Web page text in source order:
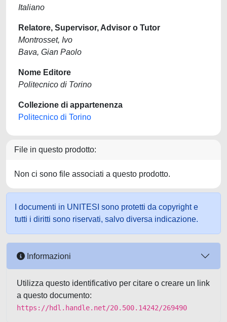
Italiano
Relatore, Supervisor, Advisor o Tutor
Montrosset, Ivo
Bava, Gian Paolo
Nome Editore
Politecnico di Torino
Collezione di appartenenza
Politecnico di Torino
File in questo prodotto:
Non ci sono file associati a questo prodotto.
I documenti in UNITESI sono protetti da copyright e
tutti i diritti sono riservati, salvo diversa indicazione.
Informazioni
Utilizza questo identificativo per citare o creare un link
a questo documento:
https://hdl.handle.net/20.500.14242/269490